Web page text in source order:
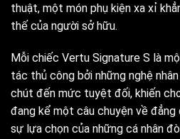
thuật, một món phụ kiện xa xỉ
thế của người sở hữu.
Mỗi chiếc Vertu Signature S là
tác thủ công bởi những nghệ
chút đến mức tuyệt đối, khiến
đang kể một câu chuyện về
sự lựa chọn của những cá nhân